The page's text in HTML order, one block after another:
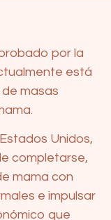
por la
está
masas
Unidos,
completarse,
mama con
e impulsar
que